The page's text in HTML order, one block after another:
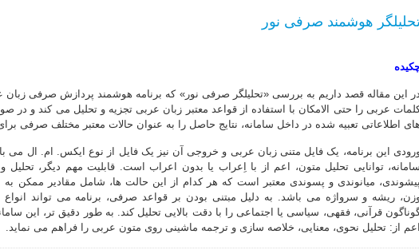
هوشمند صرفی نور
در این مقاله قصد داریم به بررسی «تحلیلگر صرفی نور» که برنامه هوشمند پردازش صرفی زبان
عربی را حتی الامکان با استفاده از قواعد معتبر زبان عربی تجزیه و تحلیل می کند و در
های اطلاعاتی تعبیه شده در داخل سامانه، نتایج حاصل را به عنوان حالات معتبر مختلف صرفی
این برنامه، یک فایل متنی زبان عربی و خروجی آن نیز یک فایل از نوع ایکس. ام. ال می
سامانه، توانایی تحلیل متون، اعم از با اِعراب یا بدون اعراب است. قابلیت مهم دیگر،
پیشوندی، میانوندی و پسوندی معتبر است که هر کدام از این حالت ها، شامل مقادیر ممکن
ریشه و سرواژه می باشد. به دلیل مبتنی بودن بر قواعد صرفی، برنامه می تواند
قرآنی، فقهی، سیاسی یا اجتماعی را با دقت بالایی تحلیل کند. به طور دقیق تر، این
اعم از: تحلیل نحوی، معنایی، خلاصه سازی و ترجمه ماشینی روی متون عربی را فراهم می نماید.